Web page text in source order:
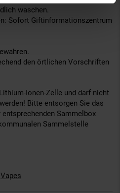
waschen.
Sofort Giftinformationszentrum
den örtlichen Vorschriften
Ionen-Zelle und darf nicht
Bitte entsorgen Sie das
Sammelbox
Sammelstelle
Vapes